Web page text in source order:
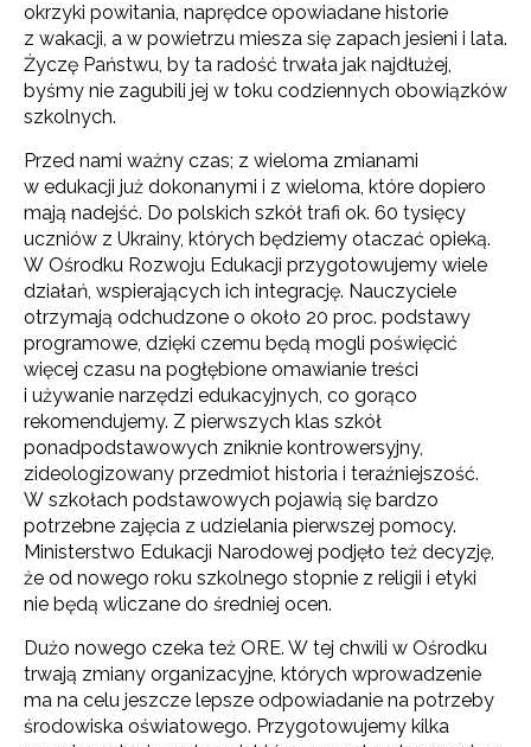
okrzyki powitania, naprędce opowiadane historie
z wakacji, a w powietrzu miesza się zapach jesieni i lata.
Życzę Państwu, by ta radość trwała jak najdłużej,
byśmy nie zagubili jej w toku codziennych obowiązków
szkolnych.
Przed nami ważny czas; z wieloma zmianami
w edukacji już dokonanymi i z wieloma, które dopiero
mają nadejść. Do polskich szkół trafi ok. 60 tysięcy
uczniów z Ukrainy, których będziemy otaczać opieką.
W Ośrodku Rozwoju Edukacji przygotowujemy wiele
działań, wspierających ich integrację. Nauczyciele
otrzymają odchudzone o około 20 proc. podstawy
programowe, dzięki czemu będą mogli poświęcić
więcej czasu na pogłębione omawianie treści
i używanie narzędzi edukacyjnych, co gorąco
rekomendujemy. Z pierwszych klas szkół
ponadpodstawowych zniknie kontrowersyjny,
zideologizowany przedmiot historia i teraźniejszość.
W szkołach podstawowych pojawią się bardzo
potrzebne zajęcia z udzielania pierwszej pomocy.
Ministerstwo Edukacji Narodowej podjęło też decyzję,
że od nowego roku szkolnego stopnie z religii i etyki
nie będą wliczane do średniej ocen.
Dużo nowego czeka też ORE. W tej chwili w Ośrodku
trwają zmiany organizacyjne, których wprowadzenie
ma na celu jeszcze lepsze odpowiadanie na potrzeby
środowiska oświatowego. Przygotowujemy kilka